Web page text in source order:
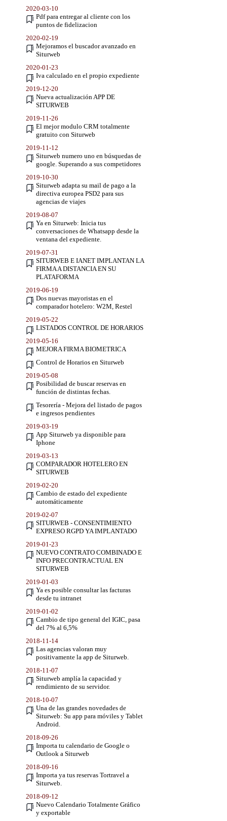
2020-03-10
Pdf para entregar al cliente con los
puntos de fidelizacion
2020-02-19
Mejoramos el buscador avanzado en
Siturweb
2020-01-23
Iva calculado en el propio expediente
2019-12-20
Nueva actualización APP DE
SITURWEB
2019-11-26
El mejor modulo CRM totalmente
gratuito con Siturweb
2019-11-12
Siturweb numero uno en búsquedas de
google. Superando a sus competidores
2019-10-30
Siturweb adapta su mail de pago a la
directiva europea PSD2 para sus
agencias de viajes
2019-08-07
Ya en Siturweb: Inicia tus
conversaciones de Whatsapp desde la
ventana del expediente.
2019-07-31
SITURWEB E IANET IMPLANTAN LA
FIRMA A DISTANCIA EN SU
PLATAFORMA
2019-06-19
Dos nuevas mayoristas en el
comparador hotelero: W2M, Restel
2019-05-22
LISTADOS CONTROL DE HORARIOS
2019-05-16
MEJORA FIRMA BIOMETRICA
Control de Horarios en Siturweb
2019-05-08
Posibilidad de buscar reservas en
función de distintas fechas.
Tesorería - Mejora del listado de pagos
e ingresos pendientes
2019-03-19
App Siturweb ya disponible para
Iphone
2019-03-13
COMPARADOR HOTELERO EN
SITURWEB
2019-02-20
Cambio de estado del expediente
automáticamente
2019-02-07
SITURWEB - CONSENTIMIENTO
EXPRESO RGPD YA IMPLANTADO
2019-01-23
NUEVO CONTRATO COMBINADO E
INFO PRECONTRACTUAL EN
SITURWEB
2019-01-03
Ya es posible consultar las facturas
desde tu intranet
2019-01-02
Cambio de tipo general del IGIC, pasa
del 7% al 6,5%
2018-11-14
Las agencias valoran muy
positivamente la app de Siturweb.
2018-11-07
Siturweb amplía la capacidad y
rendimiento de su servidor.
2018-10-07
Una de las grandes novedades de
Siturweb: Su app para móviles y Tablet
Android.
2018-09-26
Importa tu calendario de Google o
Outlook a Siturweb
2018-09-16
Importa ya tus reservas Tortravel a
Siturweb.
2018-09-12
Nuevo Calendario Totalmente Gráfico
y exportable